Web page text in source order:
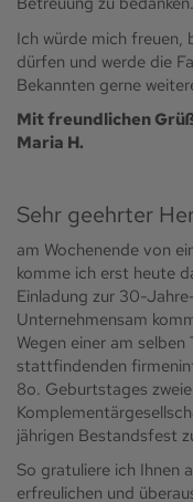
Ich würde mich freuen,
dürfen und werde die
Bekannten gerne
Mit freundlichen
Maria H.
Sehr geehrter
am Wochenende von
komme ich erst heute
Einladung zur 30-
Unternehmensam
Wegen einer am
stattfindenden
8o. Geburtstages
jährigen Bestandsfest
So gratuliere ich Ihnen
erfreulichen und